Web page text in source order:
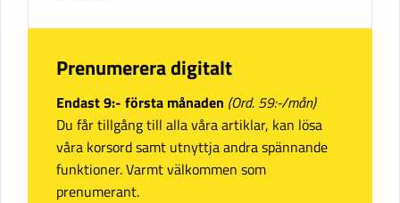
Prenumerera digitalt
Endast 9:- första månaden (Ord. 59:-/mån)
Du får tillgång till alla våra artiklar, kan lösa
våra korsord samt utnyttja andra spännande
funktioner. Varmt välkommen som
prenumerant.